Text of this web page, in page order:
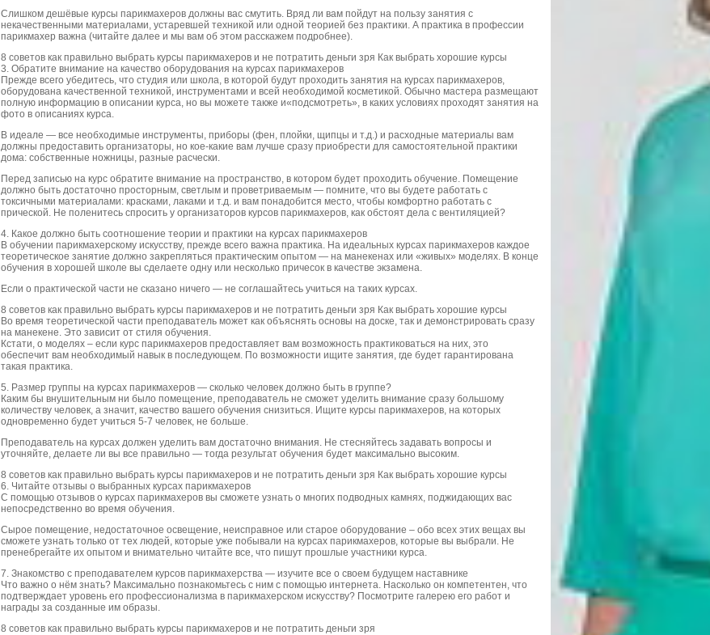
Слишком дешёвые курсы парикмахеров должны вас смутить. Вряд ли вам пойдут на пользу занятия с
некачественными материалами, устаревшей техникой или одной теорией без практики. А практика в профессии
парикмахер важна (читайте далее и мы вам об этом расскажем подробнее).
8 советов как правильно выбрать курсы парикмахеров и не потратить деньги зря Как выбрать хорошие курсы
3. Обратите внимание на качество оборудования на курсах парикмахеров
Прежде всего убедитесь, что студия или школа, в которой будут проходить занятия на курсах парикмахеров,
оборудована качественной техникой, инструментами и всей необходимой косметикой. Обычно мастера размещают
полную информацию в описании курса, но вы можете также и«подсмотреть», в каких условиях проходят занятия на
фото в описаниях курса.
В идеале — все необходимые инструменты, приборы (фен, плойки, щипцы и т.д.) и расходные материалы вам
должны предоставить организаторы, но кое-какие вам лучше сразу приобрести для самостоятельной практики
дома: собственные ножницы, разные расчески.
Перед записью на курс обратите внимание на пространство, в котором будет проходить обучение. Помещение
должно быть достаточно просторным, светлым и проветриваемым — помните, что вы будете работать с
токсичными материалами: красками, лаками и т.д. и вам понадобится место, чтобы комфортно работать с
прической. Не поленитесь спросить у организаторов курсов парикмахеров, как обстоят дела с вентиляцией?
4. Какое должно быть соотношение теории и практики на курсах парикмахеров
В обучении парикмахерскому искусству, прежде всего важна практика. На идеальных курсах парикмахеров каждое
теоретическое занятие должно закрепляться практическим опытом — на манекенах или «живых» моделях. В конце
обучения в хорошей школе вы сделаете одну или несколько причесок в качестве экзамена.
Если о практической части не сказано ничего — не соглашайтесь учиться на таких курсах.
8 советов как правильно выбрать курсы парикмахеров и не потратить деньги зря Как выбрать хорошие курсы
Во время теоретической части преподаватель может как объяснять основы на доске, так и демонстрировать сразу
на манекене. Это зависит от стиля обучения.
Кстати, о моделях – если курс парикмахеров предоставляет вам возможность практиковаться на них, это
обеспечит вам необходимый навык в последующем. По возможности ищите занятия, где будет гарантирована
такая практика.
5. Размер группы на курсах парикмахеров — сколько человек должно быть в группе?
Каким бы внушительным ни было помещение, преподаватель не сможет уделить внимание сразу большому
количеству человек, а значит, качество вашего обучения снизиться. Ищите курсы парикмахеров, на которых
одновременно будет учиться 5-7 человек, не больше.
Преподаватель на курсах должен уделить вам достаточно внимания. Не стесняйтесь задавать вопросы и
уточняйте, делаете ли вы все правильно — тогда результат обучения будет максимально высоким.
8 советов как правильно выбрать курсы парикмахеров и не потратить деньги зря Как выбрать хорошие курсы
6. Читайте отзывы о выбранных курсах парикмахеров
С помощью отзывов о курсах парикмахеров вы сможете узнать о многих подводных камнях, поджидающих вас
непосредственно во время обучения.
Сырое помещение, недостаточное освещение, неисправное или старое оборудование – обо всех этих вещах вы
сможете узнать только от тех людей, которые уже побывали на курсах парикмахеров, которые вы выбрали. Не
пренебрегайте их опытом и внимательно читайте все, что пишут прошлые участники курса.
7. Знакомство с преподавателем курсов парикмахерства — изучите все о своем будущем наставнике
Что важно о нём знать? Максимально познакомьтесь с ним с помощью интернета. Насколько он компетентен, что
подтверждает уровень его профессионализма в парикмахерском искусству? Посмотрите галерею его работ и
награды за созданные им образы.
8 советов как правильно выбрать курсы парикмахеров и не потратить деньги зря